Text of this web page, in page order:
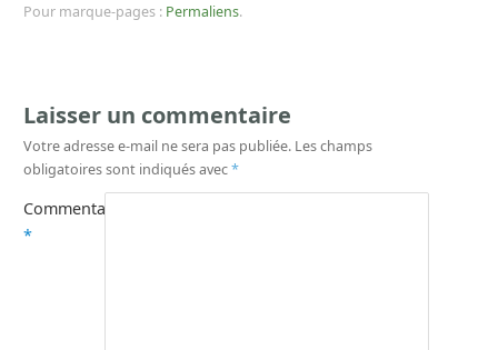
Pour marque-pages : Permaliens.
Laisser un commentaire
Votre adresse e-mail ne sera pas publiée. Les champs
obligatoires sont indiqués avec*
Commentaire
*